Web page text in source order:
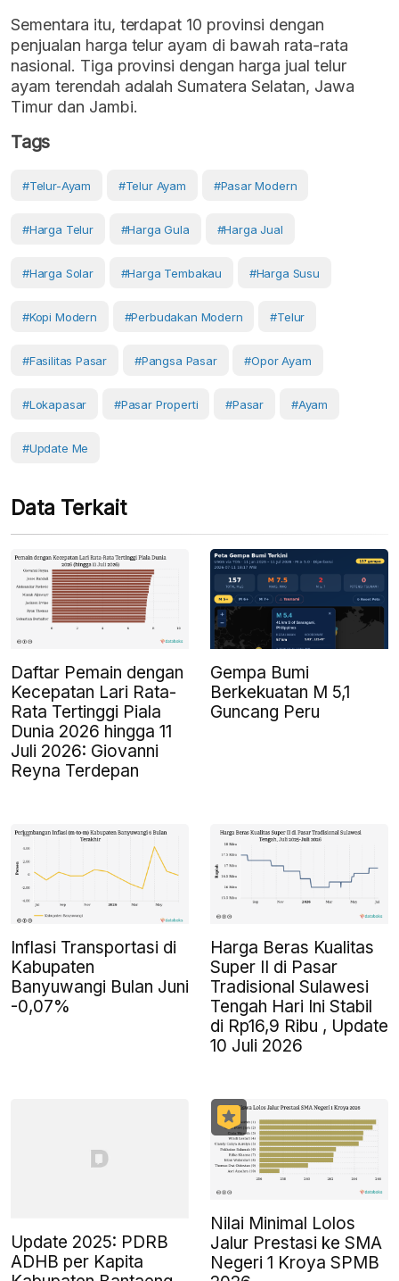
Sementara itu, terdapat 10 provinsi dengan
penjualan harga telur ayam di bawah rata-rata
nasional. Tiga provinsi dengan harga jual telur
ayam terendah adalah Sumatera Selatan, Jawa
Timur dan Jambi.
Tags
#telur-Ayam #Telur Ayam #Pasar Modern
#Harga Telur #harga Gula #Harga Jual
#harga Solar #harga Tembakau #harga Susu
#kopi Modern #perbudakan Modern #telur
#fasilitas Pasar #Pangsa Pasar #opor Ayam
#lokapasar #Pasar Properti #Pasar #Ayam
#Update Me
Data Terkait
Daftar Pemain dengan
Kecepatan Lari Rata-
Rata Tertinggi Piala
Dunia 2026 hingga 11
Juli 2026: Giovanni
Reyna Terdepan
Gempa Bumi
Berkekuatan M 5,1
Guncang Peru
Inflasi Transportasi di
Kabupaten
Banyuwangi Bulan Juni
-0,07%
Harga Beras Kualitas
Super II di Pasar
Tradisional Sulawesi
Tengah Hari Ini Stabil
di Rp16,9 Ribu , Update
10 Juli 2026
Update 2025: PDRB
ADHB per Kapita
Nilai Minimal Lolos
Jalur Prestasi ke SMA
Negeri 1 Kroya SPMB